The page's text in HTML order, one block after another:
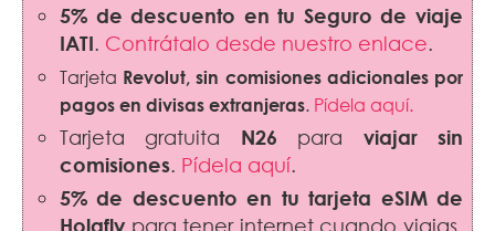
5% de descuento en tu Seguro de viaje
IATI. Contrátalo desde nuestro enlace.
Tarjeta Revolut,sin comisiones adicionales por
pagos en divisas extranjeras. Pídela aquí.
Tarjeta gratuita N26 para viajar sin
comisiones. Pídela aquí.
5% de descuento en tu tarjeta eSIM de
Holafly para tener internet cuando viajas.